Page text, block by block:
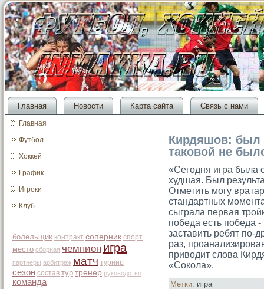
Главная Новости Карта сайта Связь с нами
Главная
Футбол
Хоккей
График
Игроки
Клуб
болельщик контракт соперник спорт
место сборная чемпион игра
партнеры арбитраж матч турнир
сезон состав тур тренер руководство
команда
Кирдяшов: был
таковой не
«Сегодня игра была
худшая. Был
Отметить могу
стандартных
сыграла первая
победа есть победа -
заставить ребят по-
раз,
приводит слова
«Сокола».
Метки: игра